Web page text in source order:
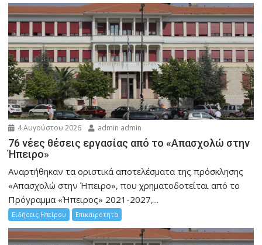
4 Αυγούστου 2026 admin admin
76 νέες θέσεις εργασίας από το «Απασχολώ στην
Ήπειρο»
Αναρτήθηκαν τα οριστικά αποτελέσματα της πρόσκλησης
«Απασχολώ στην Ήπειρο», που χρηματοδοτείται από το
Πρόγραμμα «Ήπειρος» 2021-2027,...
Ειδήσεις Ηπείρου Επικαιρότητα